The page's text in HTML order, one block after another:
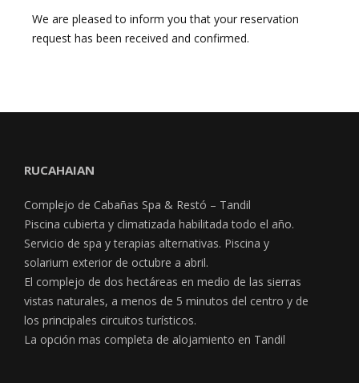
We are pleased to inform you that your reservation
request has been received and confirmed.
RUCAHAIAN
Complejo de Cabañas Spa & Restó – Tandil
Piscina cubierta y climatizada habilitada todo el año.
Servicio de spa y terapias alternativas. Piscina y
solarium exterior de octubre a abril.
El complejo de dos hectáreas en medio de las sierras
vistas naturales, a menos de 5 minutos del centro y de
los principales circuitos turísticos.
La opción mas completa de alojamiento en Tandil